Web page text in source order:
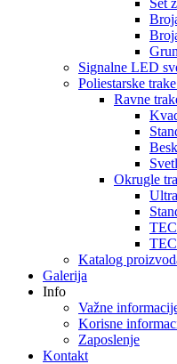
Set
Signalne LED
Poliestarske
Ravne
Okrugle
Katalog
Galerija
Info
Važne
Korisne
Zaposlenje
Kontakt